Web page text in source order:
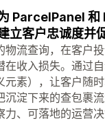
ParcelPanel 和
立客户忠诚度并
物流查询，在客户
在收入损失。通过
元素），让客户随
沉淀下来的查包裹
力、可落地的运营